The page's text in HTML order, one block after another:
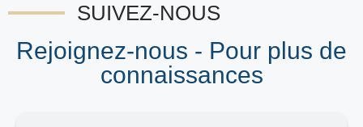
SUIVEZ-NOUS
Rejoignez-nous - Pour plus de
connaissances